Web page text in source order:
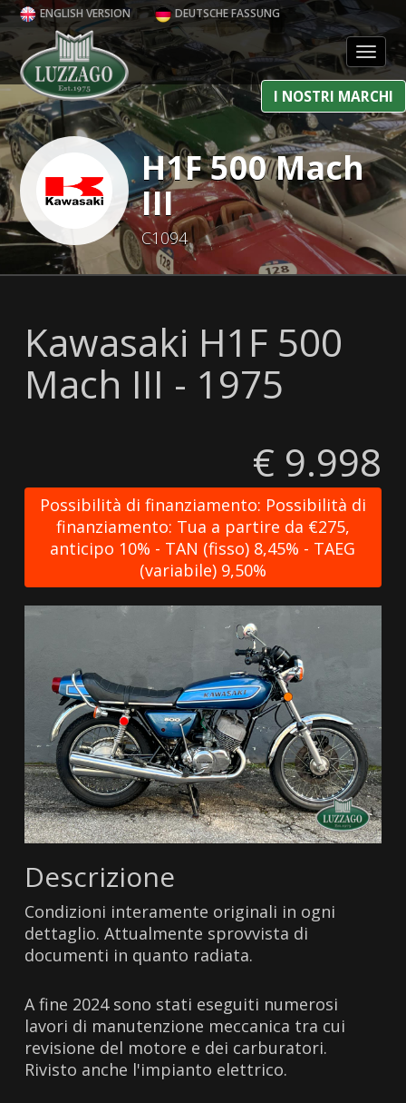
ENGLISH VERSION DEUTSCHE FASSUNG
I NOSTRI MARCHI
H1F 500 Mach
III
C1094
Kawasaki H1F 500
Mach III - 1975
€ 9.998
Possibilità di finanziamento: Possibilità di
finanziamento: Tua a partire da €275,
anticipo 10% - TAN (fisso) 8,45% - TAEG
(variabile) 9,50%
Descrizione
Condizioni interamente originali in ogni
dettaglio. Attualmente sprovvista di
documenti in quanto radiata.
A fine 2024 sono stati eseguiti numerosi
lavori di manutenzione meccanica tra cui
revisione del motore e dei carburatori.
Rivisto anche l'impianto elettrico.